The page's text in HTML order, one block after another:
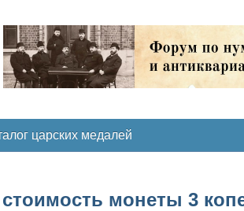
царских медалей
монеты 3